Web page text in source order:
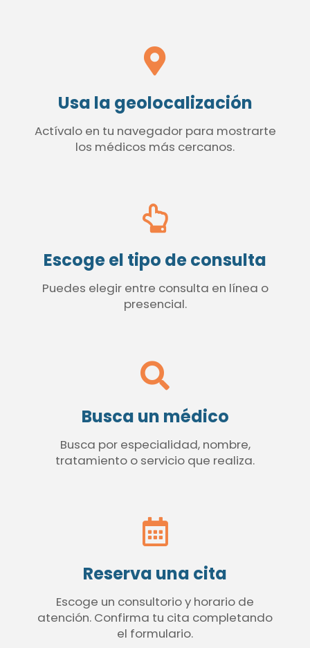
Usa la geolocalización
Actívalo en tu navegador para mostrarte
los médicos más cercanos.
Escoge el tipo de consulta
Puedes elegir entre consulta en línea o
presencial.
Busca un médico
Busca por especialidad, nombre,
tratamiento o servicio que realiza.
Reserva una cita
Escoge un consultorio y horario de
atención. Confirma tu cita completando
el formulario.